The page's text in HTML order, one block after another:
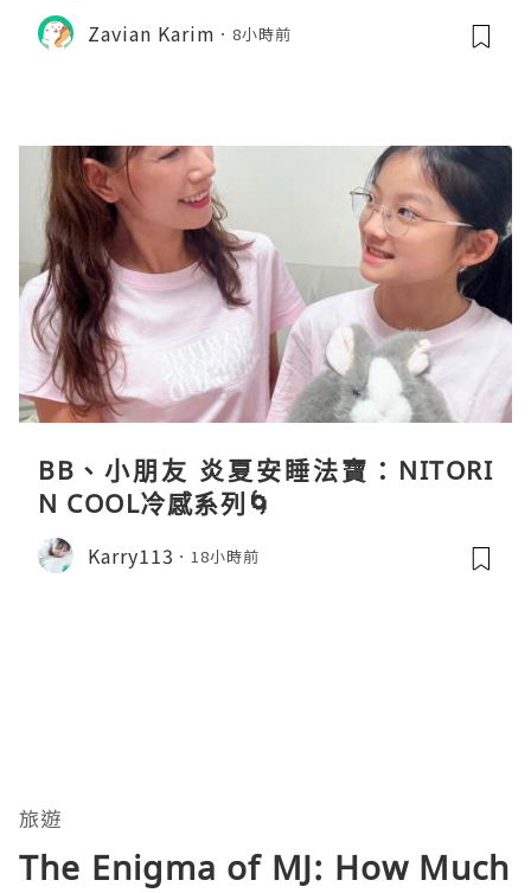
Zavian Karim 8小時前
BB、小朋友 炎夏安睡法寶：NITORI
N COOL冷感系列🌀
Karry113 18小時前
旅遊
The Enigma of MJ: How Much